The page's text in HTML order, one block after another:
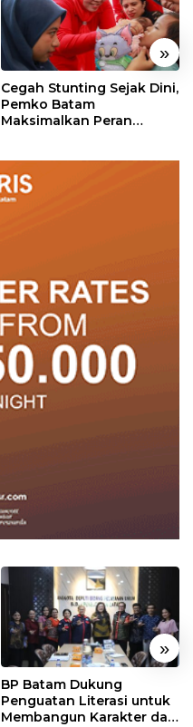
»
Cegah Stunting Sejak Dini,
Pemko Batam
Maksimalkan Peran
»
BP Batam Dukung
Penguatan Literasi untuk
Membangun Karakter dan